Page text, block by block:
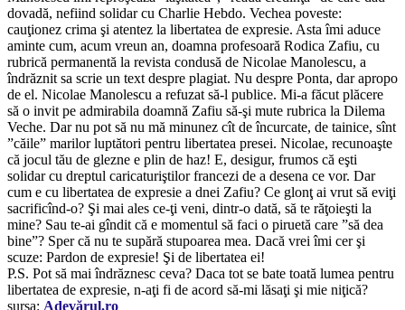
dovadă, nefiind solidar cu Charlie Hebdo. Vechea poveste:
cauţionez crima şi atentez la libertatea de expresie. Asta îmi aduce
aminte cum, acum vreun an, doamna profesoară Rodica Zafiu, cu
rubrică permanentă la revista condusă de Nicolae Manolescu, a
îndrăznit sa scrie un text despre plagiat. Nu despre Ponta, dar apropo
de el. Nicolae Manolescu a refuzat să-l publice. Mi-a făcut plăcere
să o invit pe admirabila doamnă Zafiu să-şi mute rubrica la Dilema
Veche. Dar nu pot să nu mă minunez cît de încurcate, de tainice, sînt
”căile” marilor luptători pentru libertatea presei. Nicolae, recunoaşte
că jocul tău de glezne e plin de haz! E, desigur, frumos că eşti
solidar cu dreptul caricaturiştilor francezi de a desena ce vor. Dar
cum e cu libertatea de expresie a dnei Zafiu? Ce glonţ ai vrut să eviţi
sacrificînd-o? Şi mai ales ce-ţi veni, dintr-o dată, să te răţoieşti la
mine? Sau te-ai gîndit că e momentul să faci o piruetă care ”să dea
bine”? Sper că nu te supără stupoarea mea. Dacă vrei îmi cer şi
scuze: Pardon de expresie! Şi de libertatea ei!
P.S. Pot să mai îndrăznesc ceva? Daca tot se bate toată lumea pentru
libertatea de expresie, n-aţi fi de acord să-mi lăsaţi şi mie niţică?
sursa: Adevărul.ro